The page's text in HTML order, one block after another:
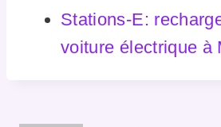
Stations-E:
voiture électrique à